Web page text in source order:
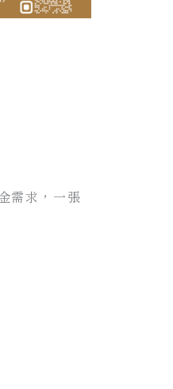
需求，一張